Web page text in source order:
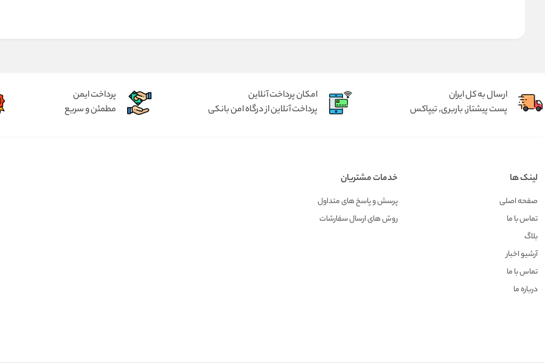
ارسال به کل ایران
پست پیشتاز, باربری, تیپاکس
امکان پرداخت آنلاین
پرداخت آنلاین از درگاه امن بانکی
پرداخت ایمن
مطمئن و سریع
لینک ها
صفحه اصلی
تماس با ما
بلاگ
آرشیو اخبار
تماس با ما
درباره ما
خدمات مشتریان
پرسش و پاسخ های متداول
روش های ارسال سفارشات